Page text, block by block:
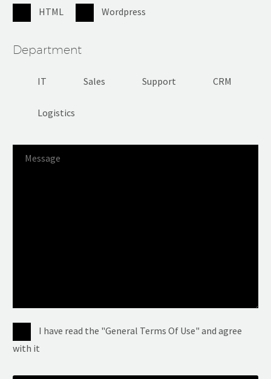
HTML Wordpress
Department
IT Sales Support CRM
Logistics
I have read the "General Terms Of Use" and agree
with it